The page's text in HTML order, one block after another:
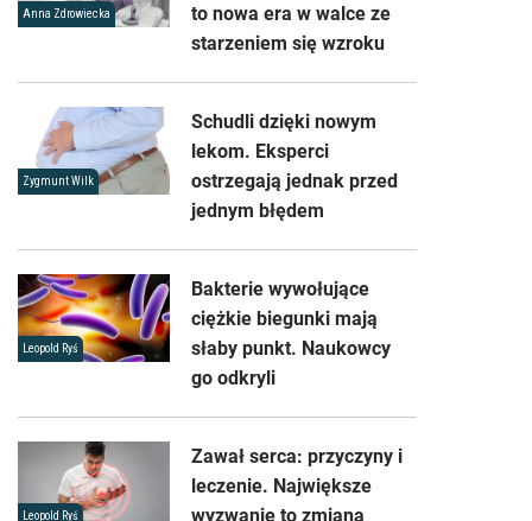
Anna Zdrowiecka
to nowa era w walce ze
starzeniem się wzroku
Zygmunt Wilk
Schudli dzięki nowym
lekom. Eksperci
ostrzegają jednak przed
jednym błędem
Leopold Ryś
Bakterie wywołujące
ciężkie biegunki mają
słaby punkt. Naukowcy
go odkryli
Leopold Ryś
Zawał serca: przyczyny i
leczenie. Największe
wyzwanie to zmiana